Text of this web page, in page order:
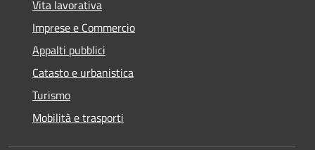
Vita lavorativa
Imprese e Commercio
Appalti pubblici
Catasto e urbanistica
Turismo
Mobilità e trasporti